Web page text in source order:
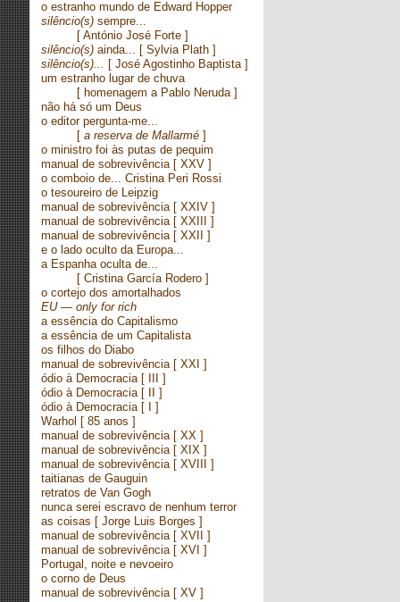
o estranho mundo de Edward Hopper
silêncio(s) sempre...
[ António José Forte ]
silêncio(s) ainda... [ Sylvia Plath ]
silêncio(s)... [ José Agostinho Baptista ]
um estranho lugar de chuva
[ homenagem a Pablo Neruda ]
não há só um Deus
o editor pergunta-me...
[ a reserva de Mallarmé ]
o ministro foi às putas de pequim
manual de sobrevivência[ XXV ]
o comboio de... Cristina Peri Rossi
o tesoureiro de Leipzig
manual de sobrevivência[ XXIV ]
manual de sobrevivência[ XXIII ]
manual de sobrevivência[ XXII ]
e o lado oculto da Europa...
a Espanha oculta de...
[ Cristina García Rodero ]
o cortejo dos amortalhados
EU — only for rich
a essência do Capitalismo
a essência de um Capitalista
os filhos do Diabo
manual de sobrevivência[ XXI ]
ódio à Democracia[ III ]
ódio à Democracia[ II ]
ódio à Democracia[ I ]
Warhol [ 85 anos ]
manual de sobrevivência[ XX ]
manual de sobrevivência[ XIX ]
manual de sobrevivência[ XVIII ]
taitianas de Gauguin
retratos de Van Gogh
nunca serei escravo de nenhum terror
as coisas [ Jorge Luis Borges ]
manual de sobrevivência[ XVII ]
manual de sobrevivência[ XVI ]
Portugal, noite e nevoeiro
o corno de Deus
manual de sobrevivência[ XV ]